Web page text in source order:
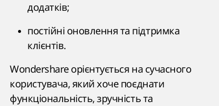
додатків;
постійні оновлення та підтримка
клієнтів.
Wondershare орієнтується на сучасного
користувача, який хоче поєднати
функціональність, зручність та